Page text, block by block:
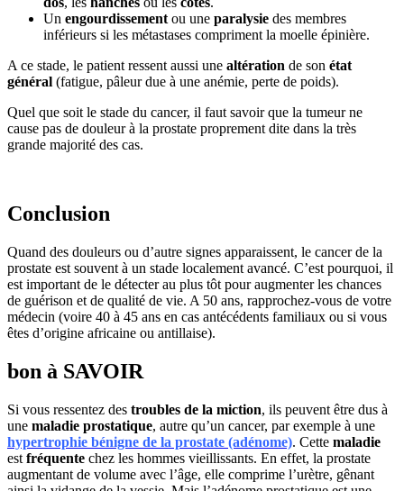
Un engourdissement ou une paralysie des membres
inférieurs si les métastases compriment la moelle épinière.
A ce stade, le patient ressent aussi une altération de son état
général (fatigue, pâleur due à une anémie, perte de poids).
Quel que soit le stade du cancer, il faut savoir que la tumeur ne
cause pas de douleur à la prostate proprement dite dans la très
grande majorité des cas.
Conclusion
Quand des douleurs ou d’autre signes apparaissent, le cancer de la
prostate est souvent à un stade localement avancé. C’est pourquoi, il
est important de le détecter au plus tôt pour augmenter les chances
de guérison et de qualité de vie. A 50 ans, rapprochez-vous de votre
médecin (voire 40 à 45 ans en cas antécédents familiaux ou si vous
êtes d’origine africaine ou antillaise).
bon à SAVOIR
Si vous ressentez des troubles de la miction, ils peuvent être dus à
une maladie prostatique, autre qu’un cancer, par exemple à une
hypertrophie bénigne de la prostate (adénome). Cette maladie
est fréquente chez les hommes vieillissants. En effet, la prostate
augmentant de volume avec l’âge, elle comprime l’urètre, gênant